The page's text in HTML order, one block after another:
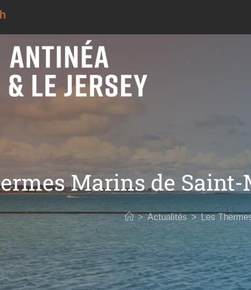
Marins de
> Actualités > Les